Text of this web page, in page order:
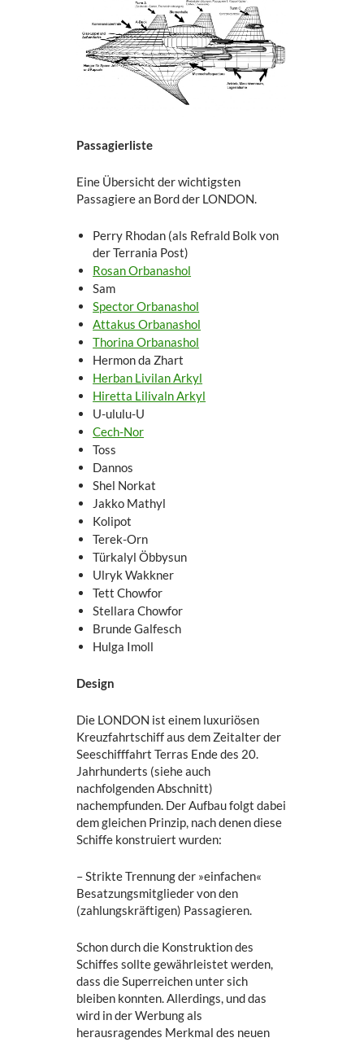
Passagierliste
Eine Übersicht der wichtigsten
Passagiere an Bord der LONDON.
Perry Rhodan (als Refrald Bolk von
der Terrania Post)
Rosan Orbanashol
Sam
Spector Orbanashol
Attakus Orbanashol
Thorina Orbanashol
Hermon da Zhart
Herban Livilan Arkyl
Hiretta Lilivaln Arkyl
U-ululu-U
Cech-Nor
Toss
Dannos
Shel Norkat
Jakko Mathyl
Kolipot
Terek-Orn
Türkalyl Öbbysun
Ulryk Wakkner
Tett Chowfor
Stellara Chowfor
Brunde Galfesch
Hulga Imoll
Design
Die LONDON ist einem luxuriösen
Kreuzfahrtschiff aus dem Zeitalter der
Seeschifffahrt Terras Ende des 20.
Jahrhunderts (siehe auch
nachfolgenden Abschnitt)
nachempfunden. Der Aufbau folgt dabei
dem gleichen Prinzip, nach denen diese
Schiffe konstruiert wurden:
– Strikte Trennung der »einfachen«
Besatzungsmitglieder von den
(zahlungskräftigen) Passagieren.
Schon durch die Konstruktion des
Schiffes sollte gewährleistet werden,
dass die Superreichen unter sich
bleiben konnten. Allerdings, und das
wird in der Werbung als
herausragendes Merkmal des neuen